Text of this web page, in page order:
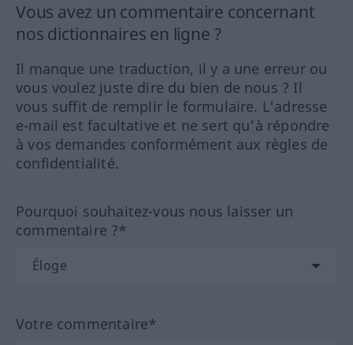
Vous avez un commentaire concernant
nos dictionnaires en ligne ?
Il manque une traduction, il y a une erreur ou
vous voulez juste dire du bien de nous ? Il
vous suffit de remplir le formulaire. L'adresse
e-mail est facultative et ne sert qu'à répondre
à vos demandes conformément aux règles de
confidentialité.
Pourquoi souhaitez-vous nous laisser un
commentaire ?*
Votre commentaire*